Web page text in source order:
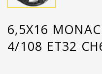
6,5X16
4/108 ET32